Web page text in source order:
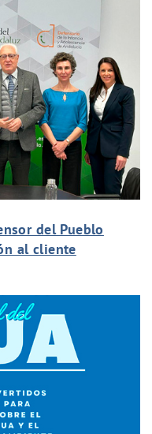
del Pueblo
al cliente